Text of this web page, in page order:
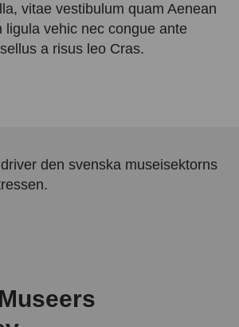
vitae vestibulum quam Aenean
ligula vehic nec congue ante
a risus leo Cras.
den svenska museisektorns